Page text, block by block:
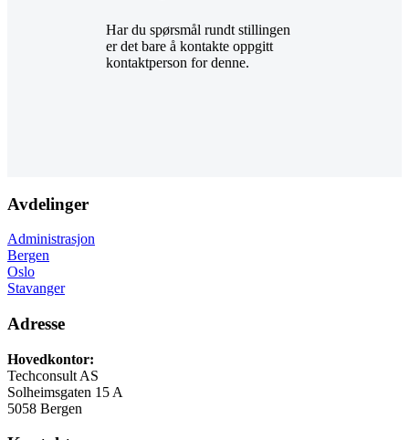
Har du spørsmål rundt stillingen
er det bare å kontakte oppgitt
kontaktperson for denne.
Avdelinger
Administrasjon
Bergen
Oslo
Stavanger
Adresse
Hovedkontor:
Techconsult AS
Solheimsgaten 15 A
5058 Bergen